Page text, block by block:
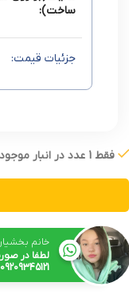
ساخت):
جزئیات قیمت:
فقط 1 عدد در انبار موجود است
خانم
لطفا در
09209345121 تماس بگیرید.